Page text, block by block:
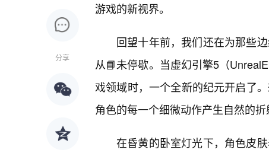
分享
游戏的新视界。
回望十年前，我们还在为那些
从📘未停歇。当虚幻引擎5（
戏领域时，一个全新的纪元开启了
角色的每一个细微动作产生自然的折
在昏黄的卧室灯光下，角色皮